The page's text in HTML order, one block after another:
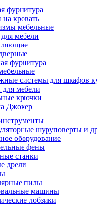
фурнитура
кровать
мебельные
мебели
фурнитура
системы для шкафов
для мебели
крючки
Джокер
шуруповерты и
оборудование
фены
станки
дрели
пилы
машины
лобзики